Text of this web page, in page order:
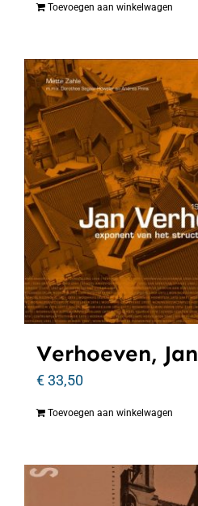
Toevoegen aan winkelwagen
Verhoeven, Jan
€33,50
Toevoegen aan winkelwagen